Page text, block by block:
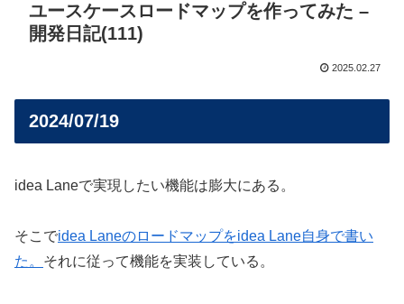
ユースケースロードマップを作ってみた –
開発日記(111)
2025.02.27
2024/07/19
idea Laneで実現したい機能は膨大にある。
そこでidea Laneのロードマップをidea Lane自身で書い
た。 それに従って機能を実装している。